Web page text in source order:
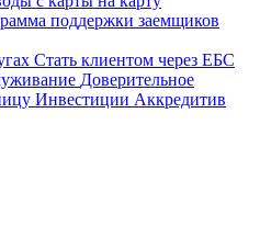
поддержки заемщиков
Стать клиентом через ЕБС
Доверительное
Инвестиции Аккредитив